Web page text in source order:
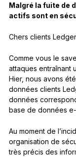
Malgré la fuite de
actifs sont en
Chers clients Ledger,
Comme vous le
attaques entraînant
Hier, nous avons
données clients
données
base de données
Au moment de
organisation de
très précis des